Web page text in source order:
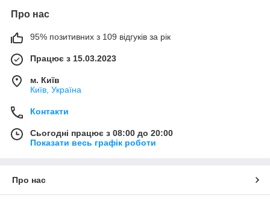
Про нас
95% позитивних з 109 відгуків за рік
Працює з 15.03.2023
м. Київ
Київ, Україна
Контакти
Сьогодні працює з 08:00 до 20:00
Показати весь графік роботи
Про нас